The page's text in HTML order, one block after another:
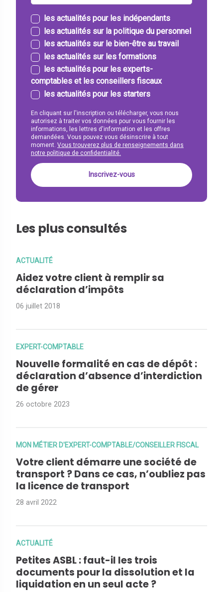
les actualités pour les indépendants
les actualités sur la politique du personnel
les actualités sur le bien-être au travail
les actualités sur les formations
les actualités pour les experts-
comptables et les conseillers fiscaux
les actualités pour les starters
En cliquant sur l'inscription ou télécharger, vous nous
autorisez à traiter vos données pour vous fournir les
informations, les lettres d'information et les offres
demandées. Vous pouvez vous désinscrire à tout
moment. Vous trouverez plus de renseignements dans
notre politique de confidentialité.
Les plus consultés
ACTUALITÉ
Aidez votre client à remplir sa
déclaration d’impôts
06 juillet 2018
EXPERT-COMPTABLE
Nouvelle formalité en cas de dépôt :
déclaration d’absence d’interdiction
de gérer
26 octobre 2023
MON MÉTIER D'EXPERT-COMPTABLE/CONSEILLER FISCAL
Votre client démarre une société de
transport ? Dans ce cas, n’oubliez pas
la licence de transport
28 avril 2022
ACTUALITÉ
Petites ASBL : faut-il les trois
documents pour la dissolution et la
liquidation en un seul acte ?